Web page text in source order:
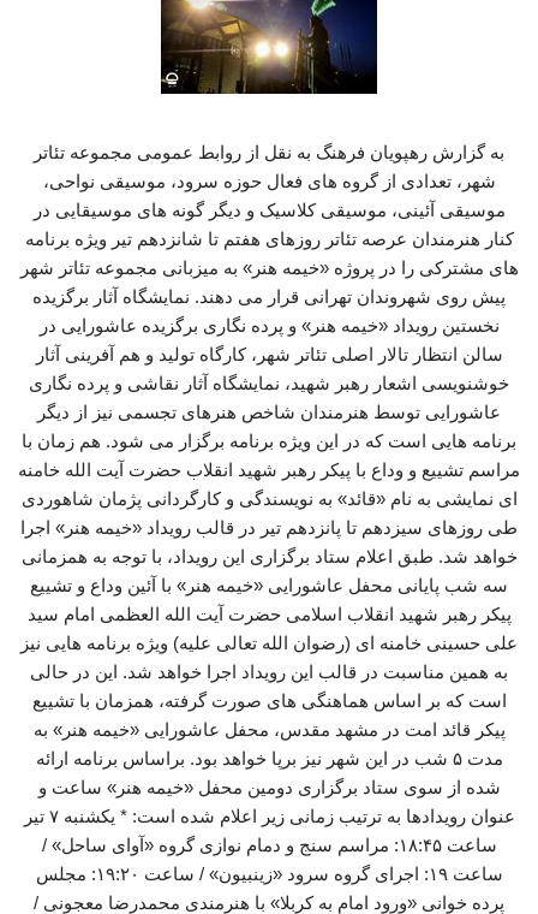
به گزارش رهپویان فرهنگ به نقل از روابط عمومی مجموعه تئاتر
شهر، تعدادی از گروه های فعال حوزه سرود، موسیقی نواحی،
موسیقی آئینی، موسیقی کلاسیک و دیگر گونه های موسیقایی در
کنار هنرمندان عرصه تئاتر روزهای هفتم تا شانزدهم تیر ویژه برنامه
های مشترکی را در پروژه «خیمه هنر» به میزبانی مجموعه تئاتر شهر
پیش روی شهروندان تهرانی قرار می دهند. نمایشگاه آثار برگزیده
نخستین رویداد «خیمه هنر» و پرده نگاری برگزیده عاشورایی در
سالن انتظار تالار اصلی تئاتر شهر، کارگاه تولید و هم آفرینی آثار
خوشنویسی اشعار رهبر شهید، نمایشگاه آثار نقاشی و پرده نگاری
عاشورایی توسط هنرمندان شاخص هنرهای تجسمی نیز از دیگر
برنامه هایی است که در این ویژه برنامه برگزار می شود. هم زمان با
مراسم تشییع و وداع با پیکر رهبر شهید انقلاب حضرت آیت الله خامنه
ای نمایشی به نام «قائد» به نویسندگی و کارگردانی پژمان شاهوردی
طی روزهای سیزدهم تا پانزدهم تیر در قالب رویداد «خیمه هنر» اجرا
خواهد شد. طبق اعلام ستاد برگزاری این رویداد، با توجه به همزمانی
سه شب پایانی محفل عاشورایی «خیمه هنر» با آئین وداع و تشییع
پیکر رهبر شهید انقلاب اسلامی حضرت آیت الله العظمی امام سید
علی حسینی خامنه ای (رضوان الله تعالی علیه) ویژه برنامه هایی نیز
به همین مناسبت در قالب این رویداد اجرا خواهد شد. این در حالی
است که بر اساس هماهنگی های صورت گرفته، همزمان با تشییع
پیکر قائد امت در مشهد مقدس، محفل عاشورایی «خیمه هنر» به
مدت ۵ شب در این شهر نیز برپا خواهد بود. براساس برنامه ارائه
شده از سوی ستاد برگزاری دومین محفل «خیمه هنر» ساعت و
عنوان رویدادها به ترتیب زمانی زیر اعلام شده است: * یکشنبه ۷ تیر
ساعت ۱۸:۴۵: مراسم سنج و دمام نوازی گروه «آوای ساحل» /
ساعت ۱۹: اجرای گروه سرود «زینبیون» / ساعت ۱۹:۲۰: مجلس
پرده خوانی «ورود امام به کربلا» با هنرمندی محمدرضا معجونی /